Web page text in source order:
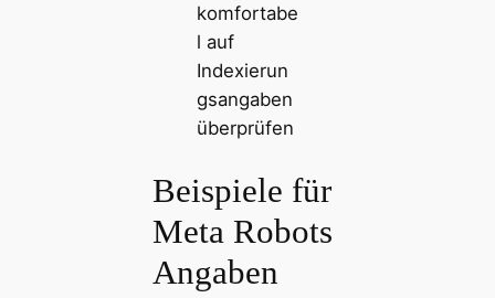
komfortabe
l auf
Indexierun
gsangaben
überprüfen
Beispiele für
Meta Robots
Angaben